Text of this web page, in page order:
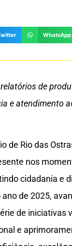
WhatsApp
de
e atendimento
de Rio das
nos
cidadania e
de 2025,
de iniciativas
e